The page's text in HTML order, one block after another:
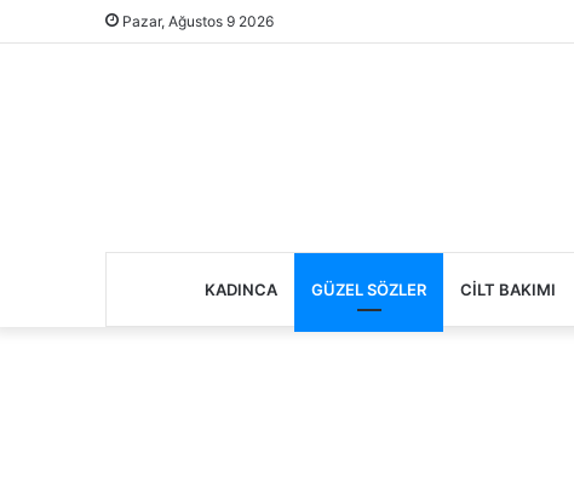
Pazar, Ağustos 9 2026
KADINCA GÜZEL SÖZLER CILT BAKIMI